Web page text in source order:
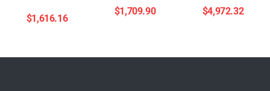
$1,616.16
$1,709.90 $4,972.32